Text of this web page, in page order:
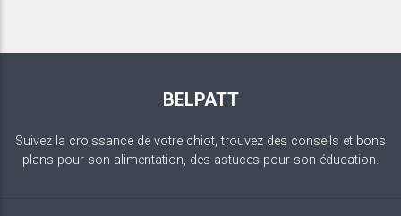
BELPATT
Suivez la croissance de votre chiot, trouvez des conseils et bons
plans pour son alimentation, des astuces pour son éducation.